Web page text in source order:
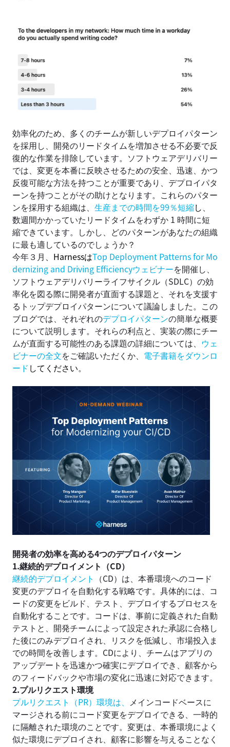
効率化のため、多くのチームが新しいデプロイパターン
を採用し、開発のリードタイムを増加させる不必要で反
復的な作業を排除しています。ソフトウェアデリバリー
では、変更を本番に反映させるための安全、迅速、かつ
反復可能な方法を持つことが重要であり、デプロイパタ
ーンを持つことがその助けとなります。これらのパター
ンを採用する組織は、 生産までの時間を99％短縮し、
数週間かかっていたリードタイムをわずか 1 時間に短
縮できています。しかし、どのパターンがあなたの組織
に最も適しているのでしょうか？
今年３月 、HarnessはTop Deployment Patterns for Mo
dernizing and Driving Efficiencyウェビナーを開催し、
ソフトウェアデリバリーライフサイクル（SDLC）の効
率化を図る際に開発者が直面する課題と、それを支援す
るトップデプロイパターンについて議論しました。この
ブログでは、それぞれのデプロイパターンの簡単な概要
について説明します。それらの利点と、実装の際にチー
ムが直面する可能性のある課題の詳細については、 ウェ
ビナーの全文をご確認いただくか、 電子書籍をダウンロ
ード してください。
開発者の効率を高める4つのデプロイパターン
1.継続的デプロイメント （CD）
継続的デプロイメント （CD）は、本番環境へのコード
変更のデプロイを自動化する戦略です。具体的には、コ
ードの変更をビルド、テスト、デプロイするプロセスを
自動化することです。コードは、事前に定義された自動
テストと、開発チームによって設定された承認に合格し
た後にのみデプロイされ、リスクを低減し、市場投入ま
での時間を改善します。CDにより、チームはアプリの
アップデートを迅速かつ確実にデプロイでき、顧客から
のフィードバックや市場の変化に迅速に対応できます。
2.プルリクエスト環境
プルリクエスト（PR）環境は、 メインコードベースに
マージされる前にコード変更をデプロイできる、一時的
に隔離された環境のことです。変更は、本番環境によく
似た環境にデプロイされ、顧客に影響を与えることなく